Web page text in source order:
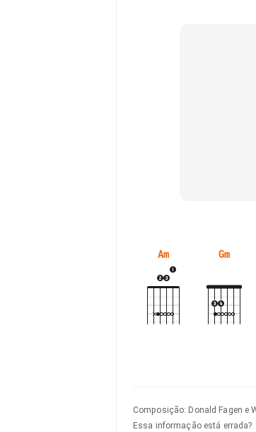
Am Gm
Composição: Donald Fagen e
Essa informação está errada?